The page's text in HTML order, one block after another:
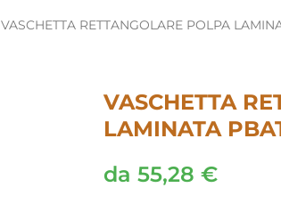
VASCHETTA RETTANGOLARE POLPA
VASCHETTA
LAMINATA
da55,28€